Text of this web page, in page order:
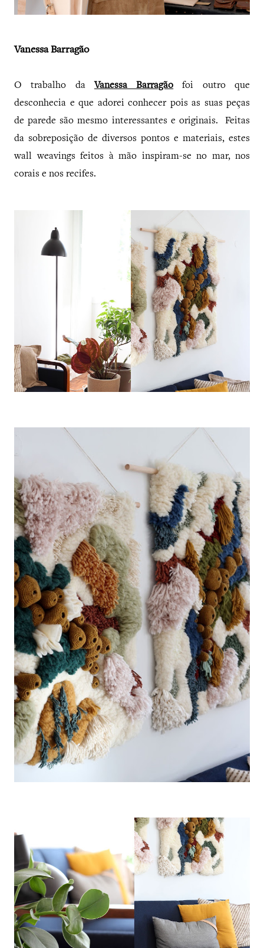
Vanessa Barragão
O trabalho da Vanessa Barragão foi outro que
desconhecia e que adorei conhecer pois as suas peças
de parede são mesmo interessantes e originais. Feitas
da sobreposição de diversos pontos e materiais, estes
wall weavings feitos à mão inspiram-se no mar, nos
corais e nos recifes.